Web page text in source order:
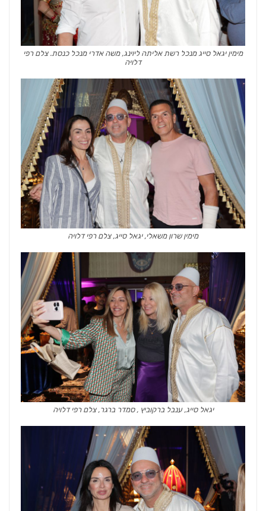
מימין יגאל סייג מנכל רשת אליתה ליוינג, משה אדרי מנכל כנסת. צלם רפי
דלויה
מימין שרון משאלי, יגאל סייג, צלם רפי דלויה
יגאל סייג, ענבל ברקוביץ , סמדר ברגר, צלם רפי דלויה